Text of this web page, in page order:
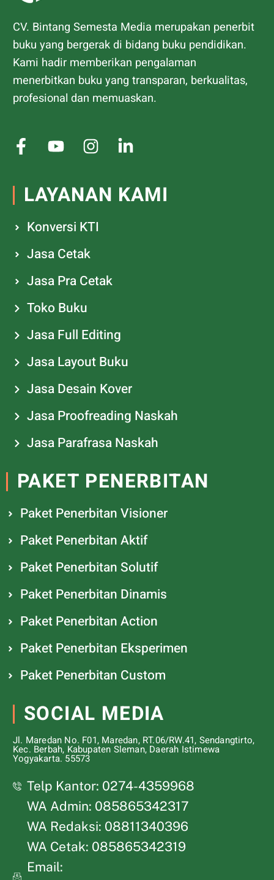
CV. Bintang Semesta Media merupakan penerbit
buku yang bergerak di bidang buku pendidikan.
Kami hadir memberikan pengalaman
menerbitkan buku yang transparan, berkualitas,
profesional dan memuaskan.
LAYANAN KAMI
Konversi KTI
Jasa Cetak
Jasa Pra Cetak
Toko Buku
Jasa Full Editing
Jasa Layout Buku
Jasa Desain Kover
Jasa Proofreading Naskah
Jasa Parafrasa Naskah
PAKET PENERBITAN
Paket Penerbitan Visioner
Paket Penerbitan Aktif
Paket Penerbitan Solutif
Paket Penerbitan Dinamis
Paket Penerbitan Action
Paket Penerbitan Eksperimen
Paket Penerbitan Custom
SOCIAL MEDIA
Jl. Maredan No. F01, Maredan, RT.06/RW.41, Sendangtirto,
Kec. Berbah, Kabupaten Sleman, Daerah Istimewa
Yogyakarta. 55573
Telp Kantor: 0274-4359968
WA Admin: 085865342317
WA Redaksi: 08811340396
WA Cetak: 085865342319
Email: